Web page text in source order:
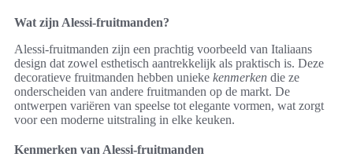
Wat zijn Alessi-fruitmanden?
Alessi-fruitmanden zijn een prachtig voorbeeld van Italiaans
design dat zowel esthetisch aantrekkelijk als praktisch is. Deze
decoratieve fruitmanden hebben unieke kenmerken die ze
onderscheiden van andere fruitmanden op de markt. De
ontwerpen variëren van speelse tot elegante vormen, wat zorgt
voor een moderne uitstraling in elke keuken.
Kenmerken van Alessi-fruitmanden